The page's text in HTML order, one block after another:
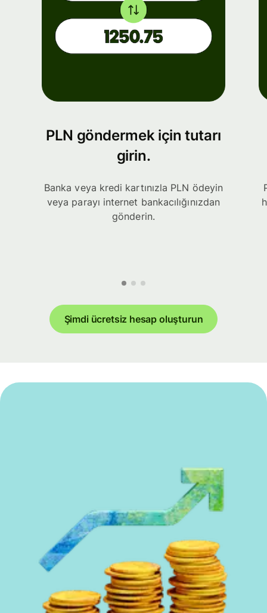
PLN göndermek için tutarı
girin.
Banka veya kredi kartınızla PLN ödeyin
veya parayı internet bankacılığınızdan
gönderin.
Şimdi ücretsiz hesap oluşturun